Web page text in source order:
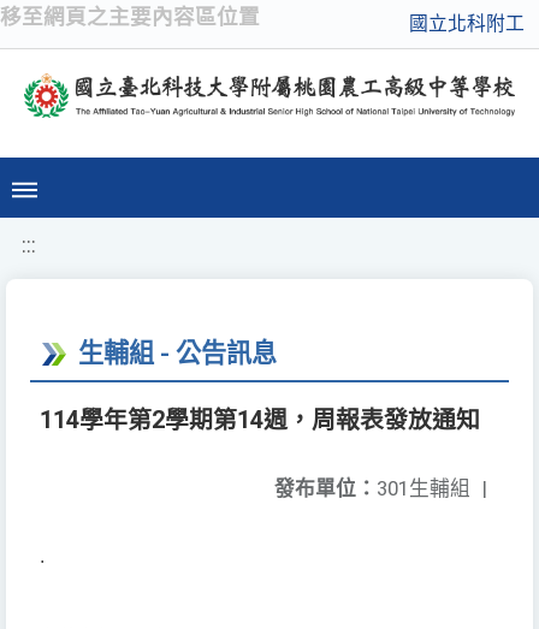
移至網頁之主要內容區位置 國立北科附工
:::
生輔組 - 公告訊息
114學年第2學期第14週，周報表發放通知
發布單位： 301生輔組 |
.